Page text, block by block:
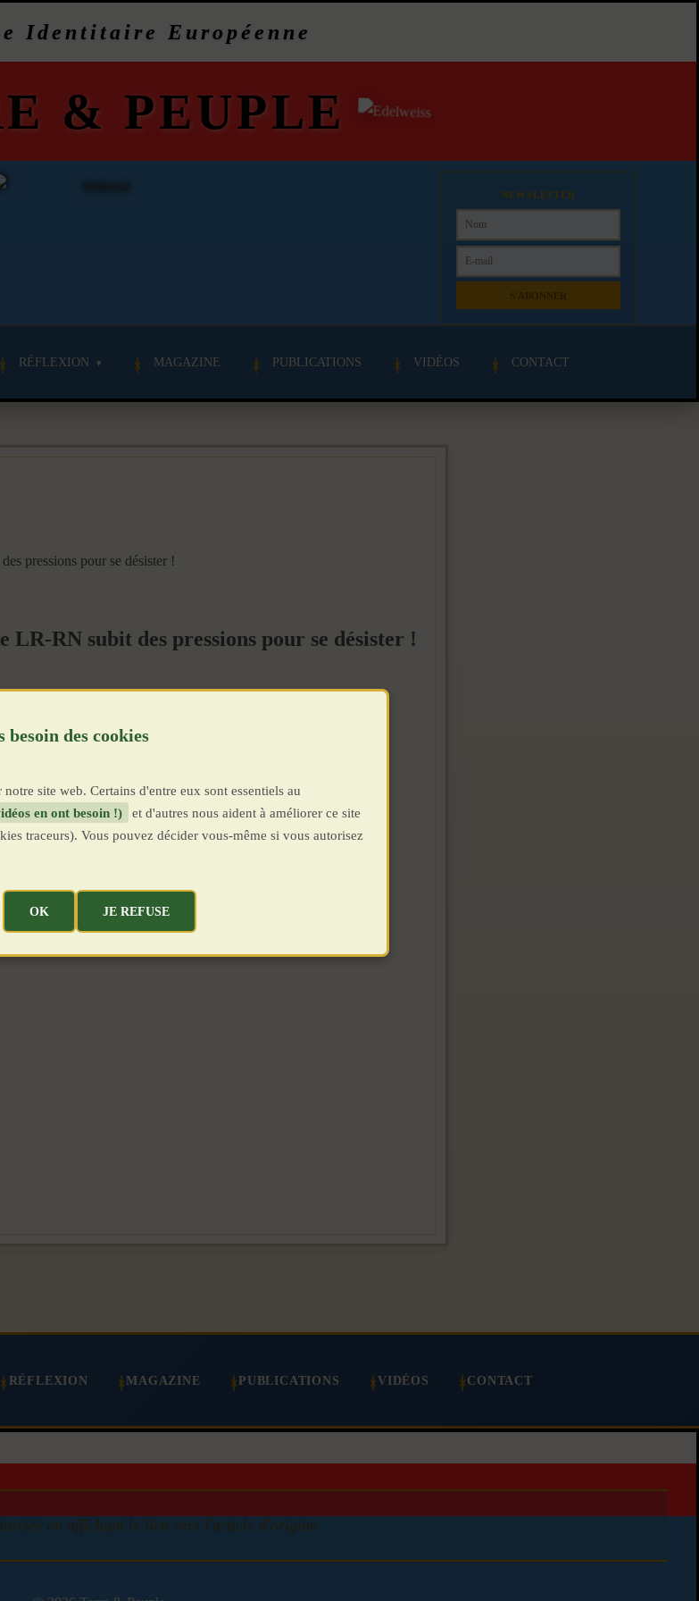
Identitaire Européenne
& PEUPLE
NEWSLETTER
RÉFLEXION MAGAZINE PUBLICATIONS VIDÉOS CONTACT
pressions pour se désister !
LR-RN subit des pressions pour se désister !
RÉFLEXION MAGAZINE PUBLICATIONS VIDÉOS CONTACT
en affichant le lien vers l'article d'origine
site web. Certains d'entre eux sont essentiels au
en ont besoin !)
et d'autres nous aident à améliorer ce site
traceurs). Vous pouvez décider vous-même si vous autorisez
OK JE REFUSE